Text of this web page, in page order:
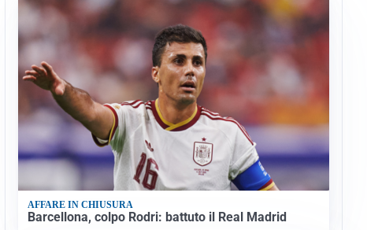
AFFARE IN CHIUSURA
Barcellona, colpo Rodri: battuto il Real Madrid